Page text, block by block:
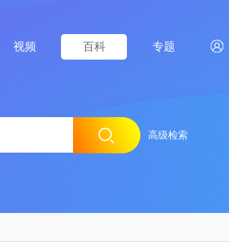
视频 百科 专题
高级检索